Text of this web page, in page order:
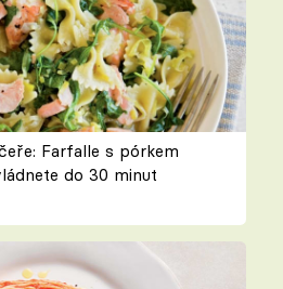
Farfalle s pórkem
do 30 minut